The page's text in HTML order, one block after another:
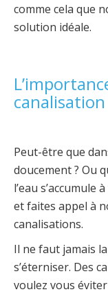
comme cela que
solution idéale.
canalisation
Peut-être que
doucement ? Ou
l’eau s’accumule
et faites appel à
canalisations.
Il ne faut jamais
s’éterniser. Des
voulez vous